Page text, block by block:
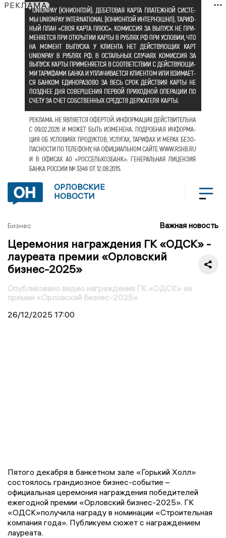
РЕКЛАМА
ОРЛОВСКИЕ
НОВОСТИ
Бизнес Важная новость
Церемония награждения ГК «ОДСК» -
лауреата премии «Орловский
бизнес-2025»
Опубликовано видео награждения ГК «ОДСК» на
премии «Орловский бизнес-2025»
26/12/2025 17:00
Пятого декабря в банкетном зале «Горький Холл»
состоялось грандиозное бизнес-событие –
официальная церемония награждения победителей
ежегодной премии «Орловский бизнес-2025». ГК
«ОДСК»получила награду в номинации «Строительная
компания года». Публикуем сюжет с награждением
лауреата.